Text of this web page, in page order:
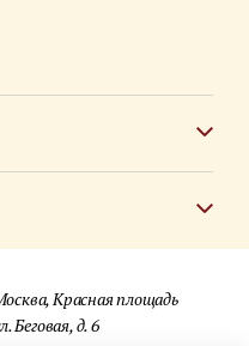
Красная площадь
Беговая, д. 6